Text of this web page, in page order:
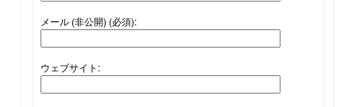
メール (非公開) (必須):
ウェブサイト: